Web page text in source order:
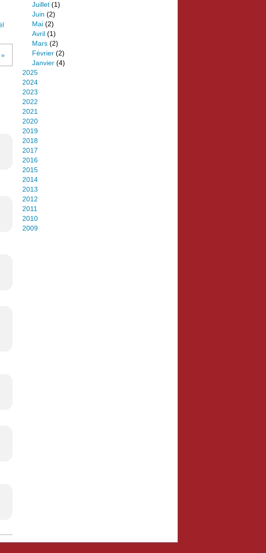
Juillet (1)
Juin (2)
Mai (2)
Avril (1)
Mars (2)
Février (2)
Janvier (4)
2025
2024
2023
2022
2021
2020
2019
2018
2017
2016
2015
2014
2013
2012
2011
2010
2009